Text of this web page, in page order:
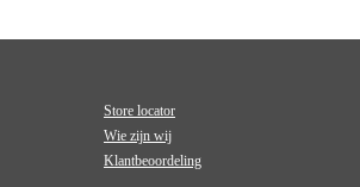
Store locator
Wie zijn wij
Klantbeoordeling